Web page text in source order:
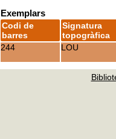
Exemplars
Codi de
barres
Signatura
topogràfica
244
LOU